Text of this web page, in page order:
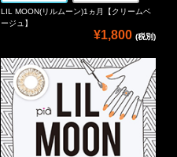
LIL MOON(リルムーン)1ヵ月【クリームベ
ージュ】
¥1,800 (税別)